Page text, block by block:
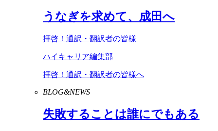
うなぎを求めて、成田へ
拝啓！通訳・翻訳者の皆様
ハイキャリア編集部
拝啓！通訳・翻訳者の皆様へ
BLOG&NEWS
失敗することは誰にでもある